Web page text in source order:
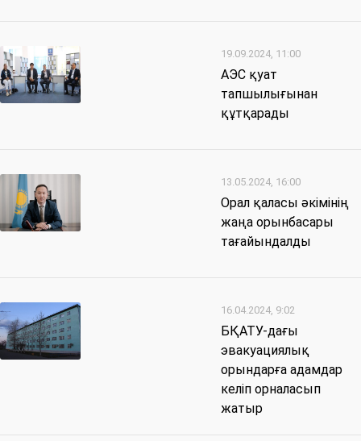
19.09.2024, 11:00
АЭС қуат
тапшылығынан
құтқарады
13.05.2024, 16:00
Орал қаласы әкімінің
жаңа орынбасары
тағайындалды
16.04.2024, 9:02
БҚАТУ-дағы
эвакуациялық
орындарға адамдар
келіп орналасып
жатыр